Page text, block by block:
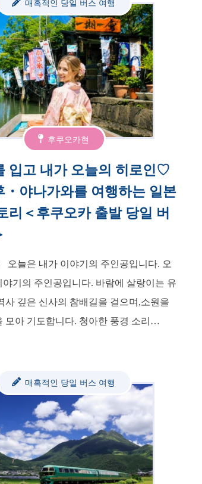
후쿠오카현
매혹적인 당일 버스 여행
입고 내가 오늘의 히로인♡
・야나가와를 여행하는 일본
리＜후쿠오카 출발 당일 버
오늘은 내가 이야기의 주인공입니다. 오
야기의 주인공입니다. 바람에 살랑이는 유
사 깊은 신사의 참배길을 걸으며,소원을
모아 기도합니다. 청아한 풍경 소리…
매혹적인 당일 버스 여행